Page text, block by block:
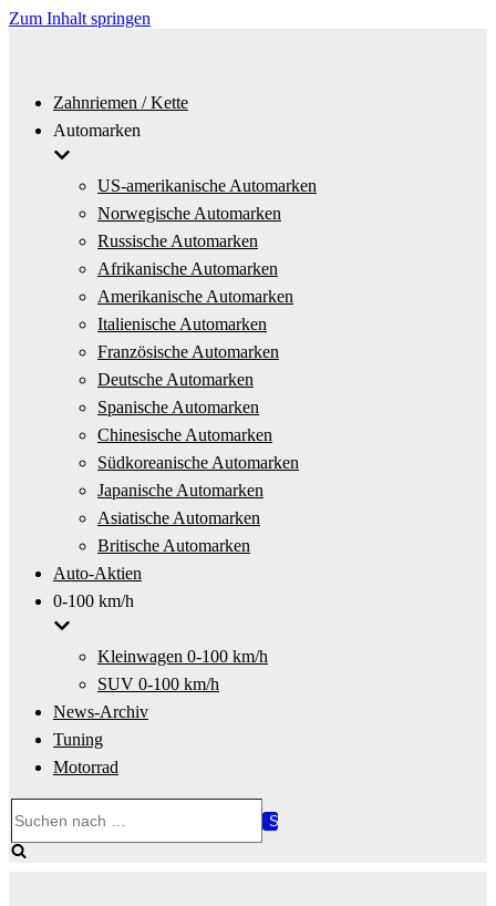
Zum Inhalt springen
Zahnriemen / Kette
Automarken
US-amerikanische Automarken
Norwegische Automarken
Russische Automarken
Afrikanische Automarken
Amerikanische Automarken
Italienische Automarken
Französische Automarken
Deutsche Automarken
Spanische Automarken
Chinesische Automarken
Südkoreanische Automarken
Japanische Automarken
Asiatische Automarken
Britische Automarken
Auto-Aktien
0-100 km/h
Kleinwagen 0-100 km/h
SUV 0-100 km/h
News-Archiv
Tuning
Motorrad
nach …